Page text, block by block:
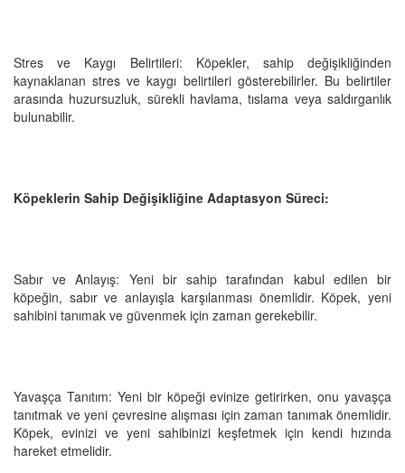
Stres ve Kaygı Belirtileri: Köpekler, sahip değişikliğinden
kaynaklanan stres ve kaygı belirtileri gösterebilirler. Bu belirtiler
arasında huzursuzluk, sürekli havlama, tıslama veya saldırganlık
bulunabilir.
Köpeklerin Sahip Değişikliğine Adaptasyon Süreci:
Sabır ve Anlayış: Yeni bir sahip tarafından kabul edilen bir
köpeğin, sabır ve anlayışla karşılanması önemlidir. Köpek, yeni
sahibini tanımak ve güvenmek için zaman gerekebilir.
Yavaşça Tanıtım: Yeni bir köpeği evinize getirirken, onu yavaşça
tanıtmak ve yeni çevresine alışması için zaman tanımak önemlidir.
Köpek, evinizi ve yeni sahibinizi keşfetmek için kendi hızında
hareket etmelidir.